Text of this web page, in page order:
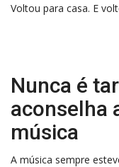
Voltou para casa. E
Nunca é
aconselha
música
A música sempre